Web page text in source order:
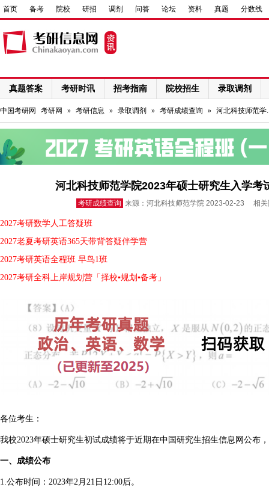
首页 备考 院校 研招 调剂 问答 论坛 资料 真题 分数线
真题答案 考研时讯 招考指南 院校招生 录取调剂
网络课程
中国考研网 考研网 » 考研信息 » 录取调剂 » 考研成绩查询 » 河北科技师范学
河北科技师范学院2023年硕士研究生入学考
考研成绩查询 来源：河北科技师范学院 2023-02-23 相关
2027考研数学人工答疑班
2027老夏考研英语365天带背答疑伴学营
2027考研英语全程班 早鸟1班
2027考研全科上岸规划营「择校▪规划▪备考」
各位考生：
我校2023年硕士研究生初试成绩将于近期在中国研究生招生信息网公布
一、成绩公布
1.公布时间：2023年2月21日12:00后。